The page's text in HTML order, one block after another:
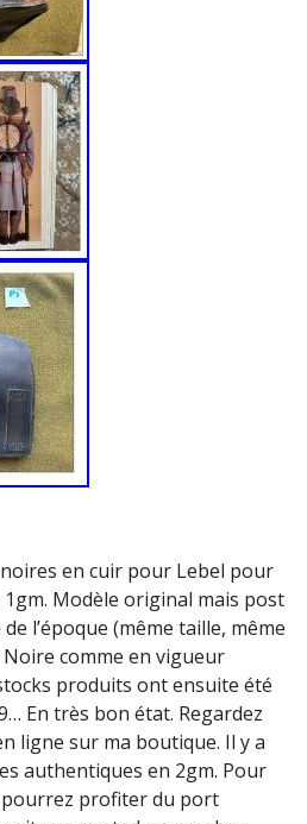
en cuir pour Lebel pour
Modèle original mais post
l’époque (même taille, même
comme en vigueur
produits ont ensuite été
En très bon état. Regardez
ligne sur ma boutique. Il y a
authentiques en 2gm. Pour
profiter du port